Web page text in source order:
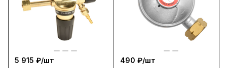
5 915 ₽/шт
490 ₽/шт